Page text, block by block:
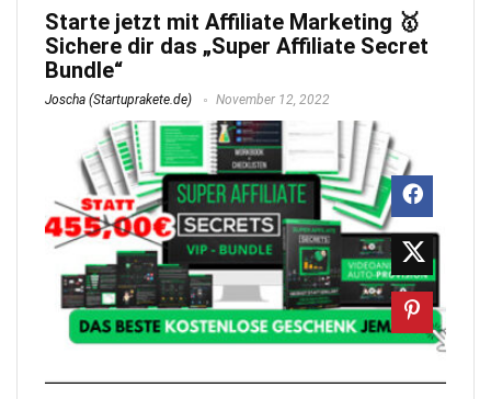
Starte jetzt mit Affiliate Marketing 🥇
Sichere dir das „Super Affiliate Secret
Bundle“
Joscha (Startuprakete.de) November 12, 2022